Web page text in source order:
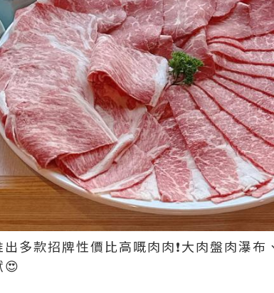
多款招牌性價比高嘅肉肉❗️大肉盤肉瀑
😍